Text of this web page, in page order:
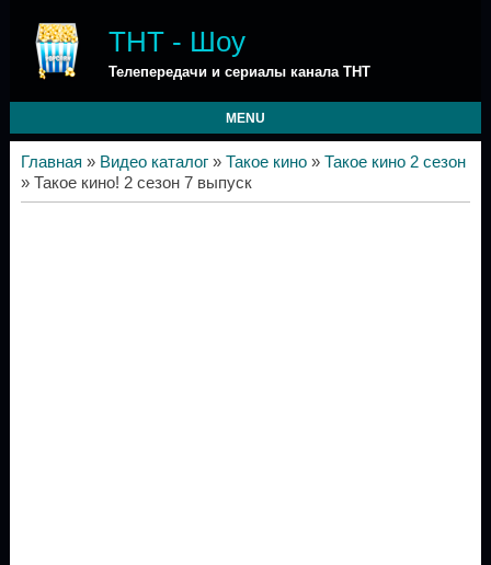
ТНТ - Шоу
Телепередачи и сериалы канала ТНТ
MENU
Главная » Видео каталог» Такое кино» Такое кино 2 сезон
» Такое кино! 2 сезон 7 выпуск